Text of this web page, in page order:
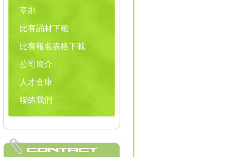
章則
比賽誦材下載
比賽報名表格下載
公司簡介
人才金庫
聯絡我們